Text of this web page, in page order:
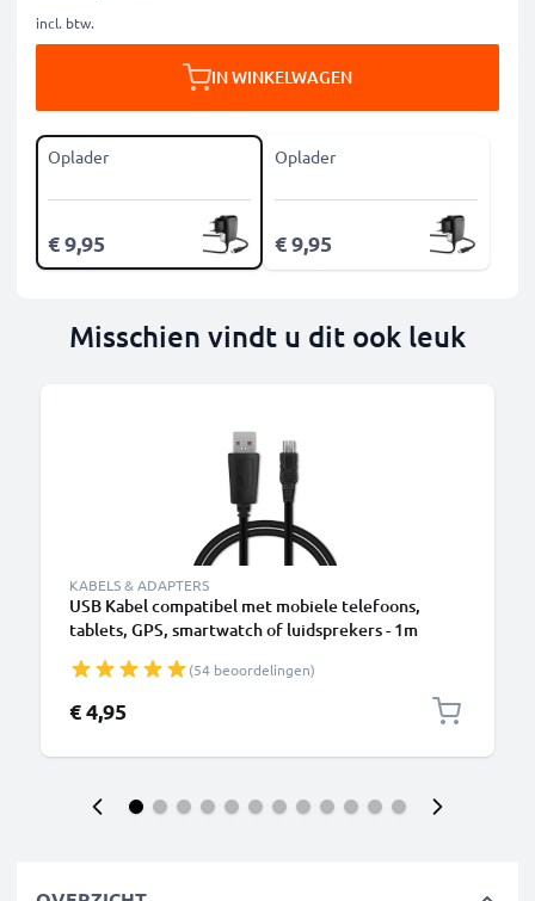
incl. btw.
IN WINKELWAGEN
Oplader
€ 9,95
Oplader
€ 9,95
Misschien vindt u dit ook leuk
KABELS & ADAPTERS
USB Kabel compatibel met mobiele telefoons,
tablets, GPS, smartwatch of luidsprekers - 1m
(54 beoordelingen)
€ 4,95